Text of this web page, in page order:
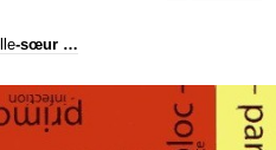
-sœur …